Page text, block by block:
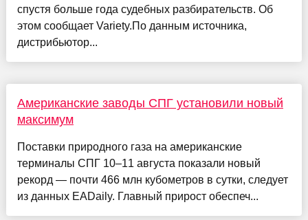
спустя больше года судебных разбирательств. Об
этом сообщает Variety.По данным источника,
дистрибьютор...
Американские заводы СПГ установили новый
максимум
Поставки природного газа на американские
терминалы СПГ 10–11 августа показали новый
рекорд — почти 466 млн кубометров в сутки, следует
из данных EADaily. Главный прирост обеспеч...